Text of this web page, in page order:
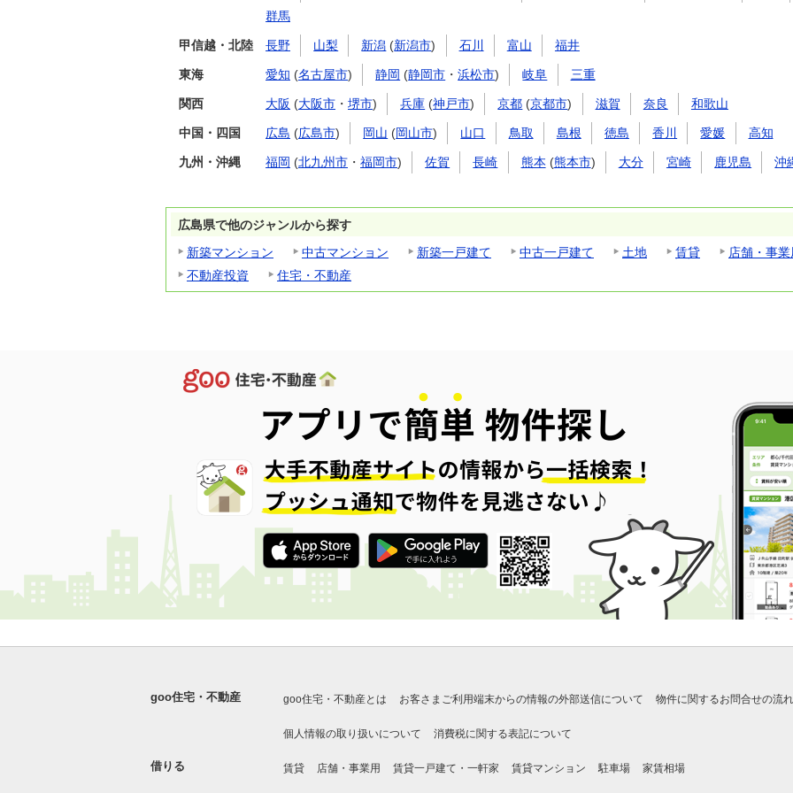
群馬
甲信越・北陸 長野 山梨 新潟 (新潟市) 石川 富山 福井
東海 愛知 (名古屋市) 静岡 (静岡市 ・浜松市) 岐阜 三重
関西 大阪 (大阪市 ・ 堺市) 兵庫 (神戸市) 京都 (京都市) 滋賀 奈良 和歌山
中国・四国 広島 (広島市) 岡山 (岡山市) 山口 鳥取 島根 徳島 香川 愛媛 高知
九州・沖縄 福岡 (北九州市 ・ 福岡市) 佐賀 長崎 熊本 (熊本市) 大分 宮崎 鹿児島 沖
広島県で他のジャンルから探す
新築マンション
中古マンション 新築一戸建て 中古一戸建て 土地 賃貸
店舗・事業
不動産投資
住宅・不動産
goo住宅・不動産 goo住宅・不動産とは お客さまご利用端末からの情報の外部送信について 物件に関するお問合せの流れ
個人情報の取り扱いについて 消費税に関する表記について
借りる 賃貸 店舗・事業用 賃貸一戸建て・一軒家 賃貸マンション 駐車場 家賃相場